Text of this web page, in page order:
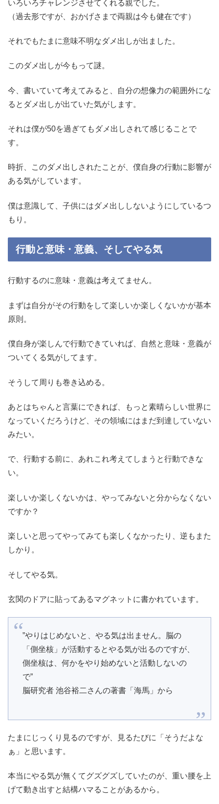
いろいろチャレンジさせてくれる親でした。
（過去形ですが、おかげさまで両親は今も健在です）
それでもたまに意味不明なダメ出しが出ました。
このダメ出しが今もって謎。
今、書いていて考えてみると、自分の想像力の範囲外にな
るとダメ出しが出ていた気がします。
それは僕が50を過ぎてもダメ出しされて感じることで
す。
時折、このダメ出しされたことが、僕自身の行動に影響が
ある気がしています。
僕は意識して、子供にはダメ出ししないようにしているつ
もり。
行動と意味・意義、そしてやる気
行動するのに意味・意義は考えてません。
まずは自分がその行動をして楽しいか楽しくないかが基本
原則。
僕自身が楽しんで行動できていれば、自然と意味・意義が
ついてくる気がしてます。
そうして周りも巻き込める。
あとはちゃんと言葉にできれば、もっと素晴らしい世界に
なっていくだろうけど、その領域にはまだ到達していない
みたい。
で、行動する前に、あれこれ考えてしまうと行動できな
い。
楽しいか楽しくないかは、やってみないと分からなくない
ですか？
楽しいと思ってやってみても楽しくなかったり、逆もまた
しかり。
そしてやる気。
玄関のドアに貼ってあるマグネットに書かれています。
”やりはじめないと、やる気は出ません。脳の
「側坐核」が活動するとやる気が出るのですが、
側坐核は、何かをやり始めないと活動しないの
で”
脳研究者 池谷裕二さんの著書「海馬」から
たまにじっくり見るのですが、見るたびに「そうだよな
ぁ」と思います。
本当にやる気が無くてグズグズしていたのが、重い腰を上
げて動き出すと結構ハマることがあるから。